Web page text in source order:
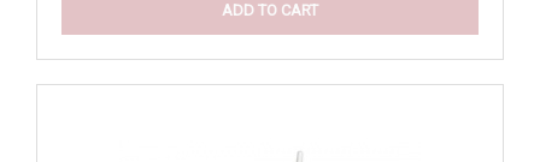
ADD TO CART